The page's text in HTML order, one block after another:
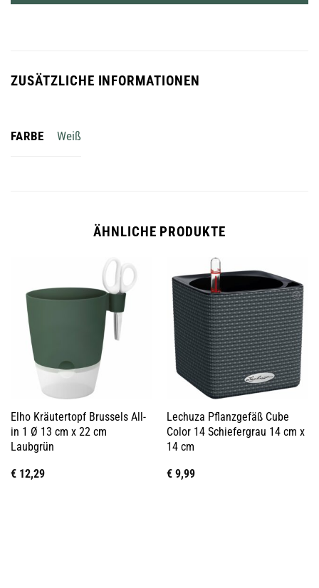
ZUSÄTZLICHE INFORMATIONEN
FARBE Weiß
ÄHNLICHE PRODUKTE
Elho Kräutertopf Brussels All-
in 1 Ø 13 cm x 22 cm
Laubgrün
€12,29
Lechuza Pflanzgefäß Cube
Color 14 Schiefergrau 14 cm x
14 cm
€9,99